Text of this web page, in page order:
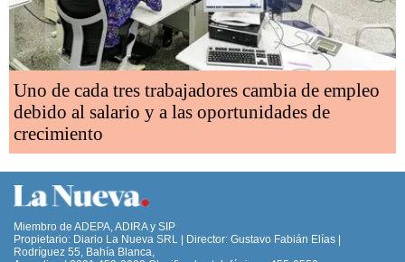
Uno de cada tres trabajadores cambia de empleo
debido al salario y a las oportunidades de
crecimiento
Miembro de ADEPA, ADIRA y SIP
Propietario: Diario La Nueva SRL | Director: Gustavo Fabián Elías |
Rodríguez 55, Bahía Blanca,